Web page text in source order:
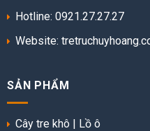
Hotline: 0921.27.27.27
Website:
SẢN PHẨM
Cây tre khô | Lồ ô